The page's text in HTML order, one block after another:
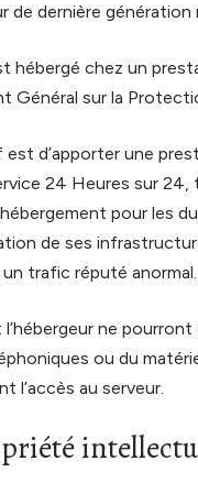
de dernière génération
hébergé chez un
Général sur la
est d’apporter une
24 Heures sur 24,
pour les
de ses
trafic réputé anormal.
l’hébergeur ne
ou du
l’accès au serveur.